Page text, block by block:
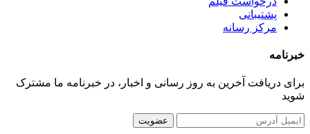
پشتیبانی
مرکز رسانه
خبرنامه
برای دریافت آخرین به روز رسانی و اخبار، در خبرنامه ما مشترک
شوید
عضویت